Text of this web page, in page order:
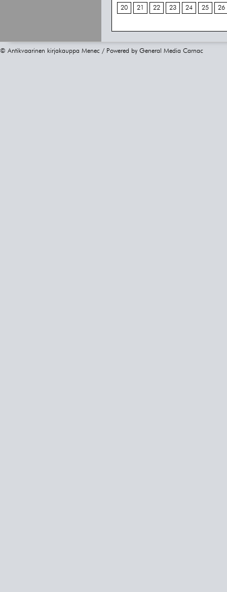
20 21 22 23 24 25 26
© Antikvaarinen kirjakauppa Menec / Powered by General Media Carnac